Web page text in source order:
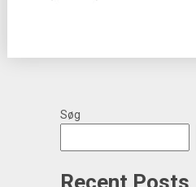
Søg
Recent Posts